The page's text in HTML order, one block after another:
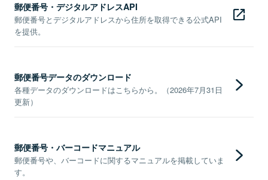
郵便番号・デジタルアドレスAPI
郵便番号とデジタルアドレスから住所を取得できる公式API
を提供。
郵便番号データのダウンロード
各種データのダウンロードはこちらから。（2026年7月31日
更新）
郵便番号・バーコードマニュアル
郵便番号や、バーコードに関するマニュアルを掲載していま
す。